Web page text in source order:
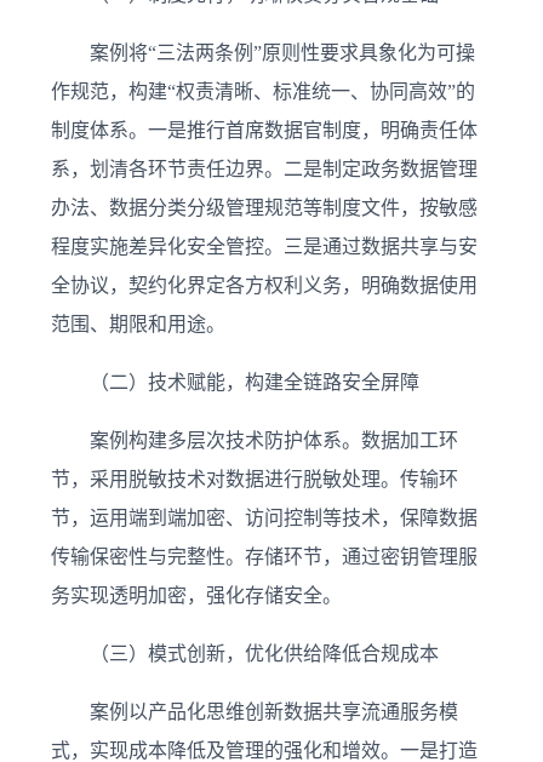
案例将“三法两条例”原则性要求具象化为可操
作规范，构建“权责清晰、标准统一、协同高效”的
制度体系。一是推行首席数据官制度，明确责任体
系，划清各环节责任边界。二是制定政务数据管理
办法、数据分类分级管理规范等制度文件，按敏感
程度实施差异化安全管控。三是通过数据共享与安
全协议，契约化界定各方权利义务，明确数据使用
范围、期限和用途。
（二）技术赋能，构建全链路安全屏障
案例构建多层次技术防护体系。数据加工环
节，采用脱敏技术对数据进行脱敏处理。传输环
节，运用端到端加密、访问控制等技术，保障数据
传输保密性与完整性。存储环节，通过密钥管理服
务实现透明加密，强化存储安全。
（三）模式创新，优化供给降低合规成本
案例以产品化思维创新数据共享流通服务模
式，实现成本降低及管理的强化和增效。一是打造